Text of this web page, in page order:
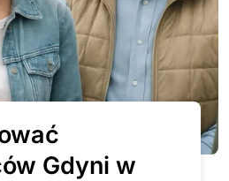
Gdyni w